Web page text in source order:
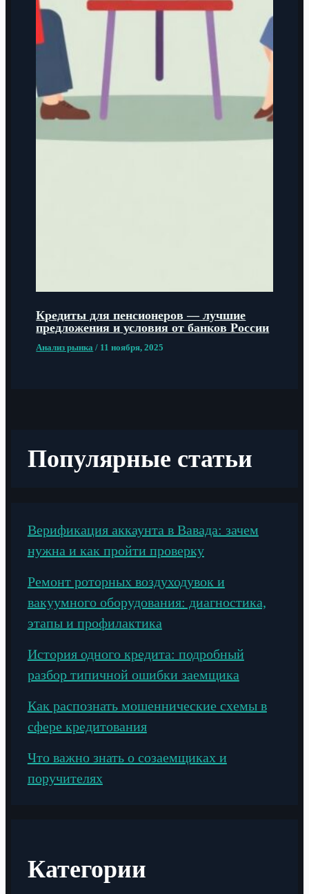
Кредиты для пенсионеров — лучшие
предложения и условия от банков России
Анализ рынка / 11 ноября, 2025
Популярные статьи
Верификация аккаунта в Вавада: зачем
нужна и как пройти проверку
Ремонт роторных воздуходувок и
вакуумного оборудования: диагностика,
этапы и профилактика
История одного кредита: подробный
разбор типичной ошибки заемщика
Как распознать мошеннические схемы в
сфере кредитования
Что важно знать о созаемщиках и
поручителях
Категории